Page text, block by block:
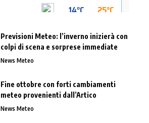
Previsioni Meteo: l’inverno inizierà con
colpi di scena e sorprese immediate
News Meteo
Fine ottobre con forti cambiamenti
meteo provenienti dall’Artico
News Meteo